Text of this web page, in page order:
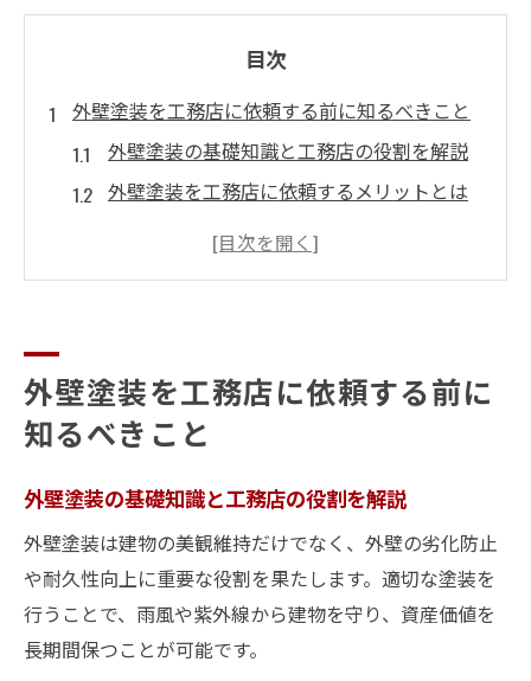
目次
外壁塗装を工務店に依頼する前に知るべきこと
外壁塗装の基礎知識と工務店の役割を解説
外壁塗装を工務店に依頼するメリットとは
外壁塗装会社一覧やランキングの活用方法
信頼できる工務店が選ばれる外壁塗装の理由
外壁塗装で工務店が選ばれる３つの強み
外壁塗装業者と工務店のサポート力の違い
外壁塗装会社選びで工務店が信頼される要
素
外壁塗装の工務店選定時の比較ポイント
外壁塗装で後悔しない工務店選びの極意
外壁塗装を工務店に依頼する前に
知るべきこと
外壁塗装の基礎知識と工務店の役割を解説
外壁塗装は建物の美観維持だけでなく、外壁の劣化防止
や耐久性向上に重要な役割を果たします。適切な塗装を
行うことで、雨風や紫外線から建物を守り、資産価値を
長期間保つことが可能です。